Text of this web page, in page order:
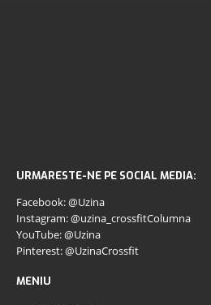
URMARESTE-NE PE SOCIAL MEDIA:
Facebook: @Uzina
Instagram: @uzina_crossfitColumna
YouTube: @Uzina
Pinterest: @UzinaCrossfit
MENIU